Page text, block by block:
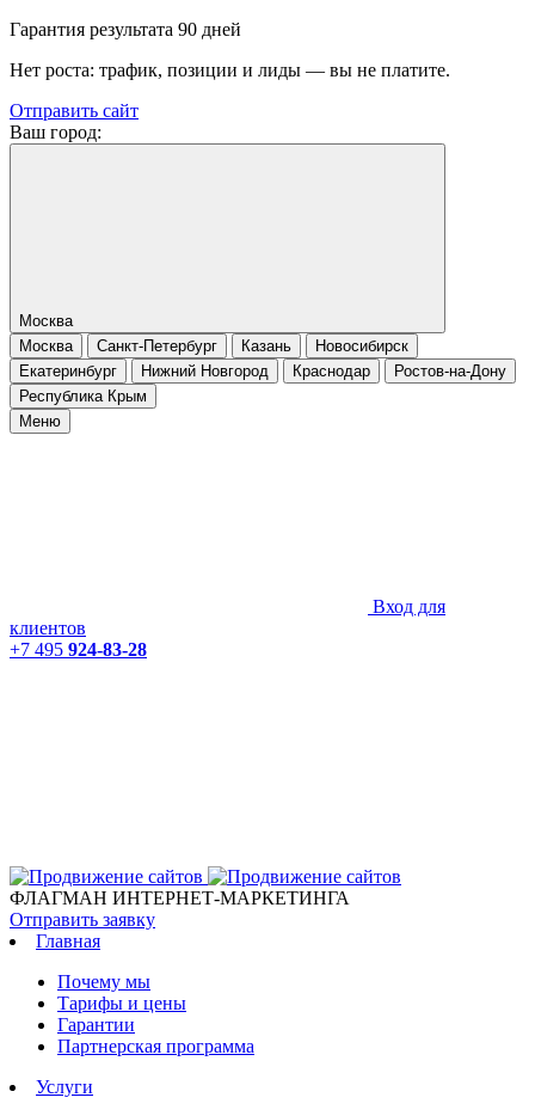
Гарантия результата 90 дней
Нет роста: трафик, позиции и лиды — вы не платите.
Отправить сайт
Ваш город:
Москва
Москва
Санкт-Петербург Казань
Новосибирск
Екатеринбург
Нижний Новгород Краснодар
Ростов-на-Дону
Республика Крым
Меню
Вход для
клиентов
+7 495 924-83-28
ФЛАГМАН ИНТЕРНЕТ-МАРКЕТИНГА
Отправить заявку
Главная
Почему мы
Тарифы и цены
Гарантии
Партнерская программа
Услуги